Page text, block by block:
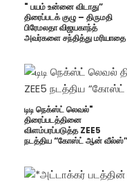
" பயம் உன்னை விடாது”
திரைப்படக் குழு – திருமதி
பிரேமலதா விஜயகாந்த்
அவர்களை சந்தித்து மரியாதை
டிடி நெக்ஸ்ட் லெவல்"
திரைப்படத்தினை
விளம்பரப்படுத்த ZEE5
நடத்திய “கோஸ்ட் ஆன் வீல்ஸ்”